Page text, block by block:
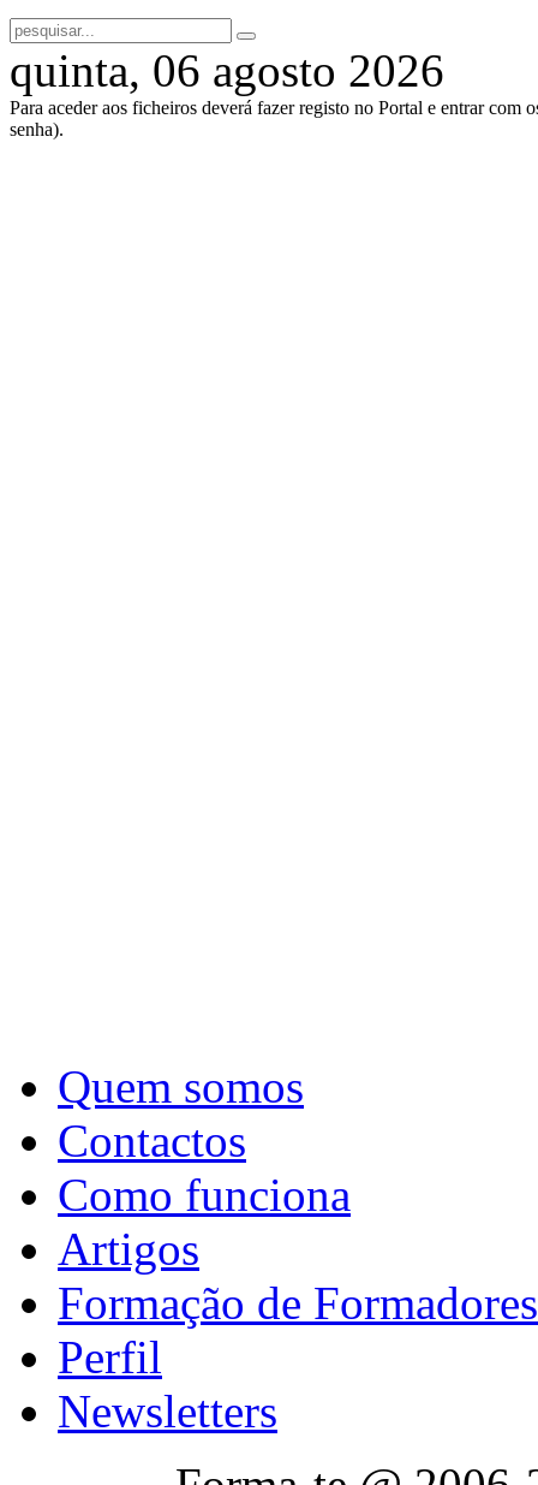
quinta, 06 agosto 2026
Para aceder aos ficheiros deverá fazer registo no Portal e entrar com
senha).
Quem somos
Contactos
Como funciona
Artigos
Formação de Formadores
Perfil
Newsletters